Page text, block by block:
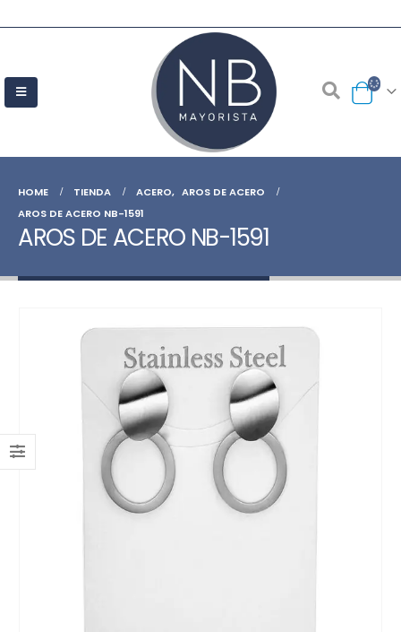
HOME TIENDA ACERO, AROS DE ACERO
AROS DE ACERO NB-1591
AROS DE ACERO NB-1591